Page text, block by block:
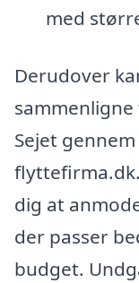
med
Derudover
Sejet
dig at
der passer
budget.